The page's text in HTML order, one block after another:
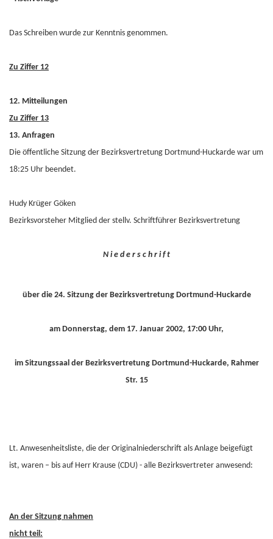
Das Schreiben wurde zur Kenntnis genommen.
Zu Ziffer 12
12. Mitteilungen
Zu Ziffer 13
13. Anfragen
Die öffentliche Sitzung der Bezirksvertretung Dortmund-Huckarde war um
18:25 Uhr beendet.
Hudy Krüger Göken
Bezirksvorsteher Mitglied der stellv. Schriftführer Bezirksvertretung
N i e d e r s c h r i f t
über die 24. Sitzung der Bezirksvertretung Dortmund-Huckarde
am Donnerstag, dem 17. Januar 2002, 17:00 Uhr,
im Sitzungssaal der Bezirksvertretung Dortmund-Huckarde, Rahmer
Str. 15
Lt. Anwesenheitsliste, die der Originalniederschrift als Anlage beigefügt
ist, waren – bis auf Herr Krause (CDU) - alle Bezirksvertreter anwesend:
An der Sitzung nahmen
nicht teil: